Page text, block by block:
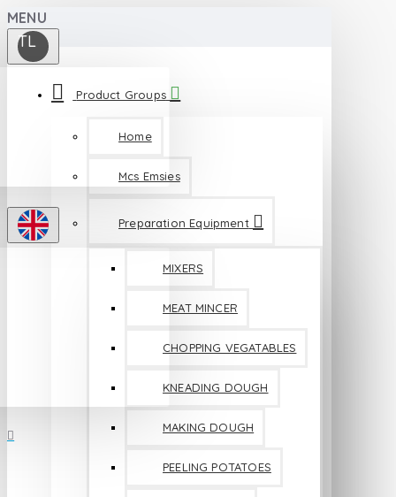
MENU
TL
Product Groups
Home
Mcs Emsies
Preparation Equipment
MIXERS
MEAT MINCER
CHOPPING VEGATABLES
KNEADING DOUGH
MAKING DOUGH
PEELING POTATOES